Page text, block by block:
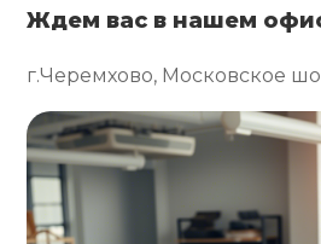
Ждем вас в нашем
г.Черемхово, Московское